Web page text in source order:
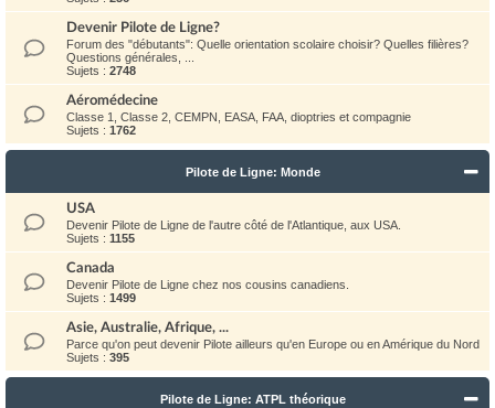
Devenir Pilote de Ligne?
Forum des "débutants": Quelle orientation scolaire choisir? Quelles filières?
Questions générales, ...
Sujets : 2748
Aéromédecine
Classe 1, Classe 2, CEMPN, EASA, FAA, dioptries et compagnie
Sujets : 1762
Pilote de Ligne: Monde
USA
Devenir Pilote de Ligne de l'autre côté de l'Atlantique, aux USA.
Sujets : 1155
Canada
Devenir Pilote de Ligne chez nos cousins canadiens.
Sujets : 1499
Asie, Australie, Afrique, ...
Parce qu'on peut devenir Pilote ailleurs qu'en Europe ou en Amérique du Nord
Sujets : 395
Pilote de Ligne: ATPL théorique